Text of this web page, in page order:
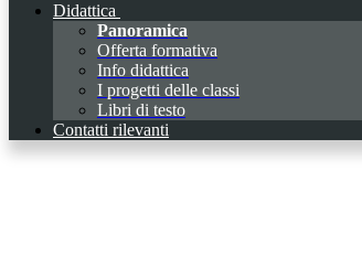
Didattica
Panoramica
Offerta formativa
Info didattica
I progetti delle classi
Libri di testo
Contatti rilevanti